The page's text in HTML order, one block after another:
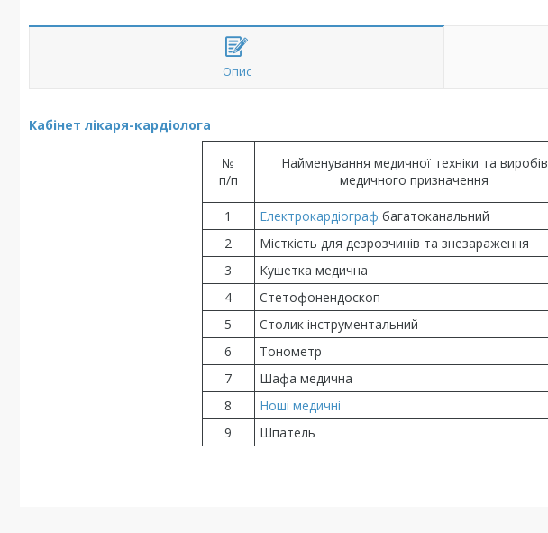
Опис
Кабінет лікаря-кардіолога
№
п/п
Найменування медичної техніки та виробів
медичного призначення
1
Електрокардіограф багатоканальний
2
Місткість для дезрозчинів та знезараження
3
Кушетка медична
4
Стетофонендоскоп
5
Столик інструментальний
6
Тонометр
7
Шафа медична
8
Ноші медичні
9
Шпатель